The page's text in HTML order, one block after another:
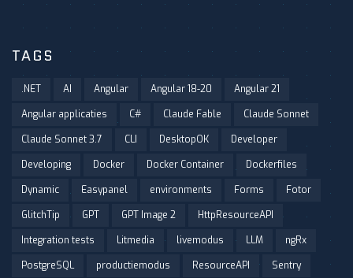
TAGS
.NET AI Angular Angular 18-20
Angular 21
Angular applicaties
C# Claude Fable
Claude Sonnet
Claude Sonnet 3.7
CLI DesktopOK
Developer
Developing
Docker Docker Container
Dockerfiles
Dynamic
Easypanel environments Forms
Fotor
GlitchTip
GPT GPT Image 2
HttpResourceAPI
Integration tests
Litmedia livemodus LLM
ngRx
PostgreSQL
productiemodus ResourceAPI
Sentry